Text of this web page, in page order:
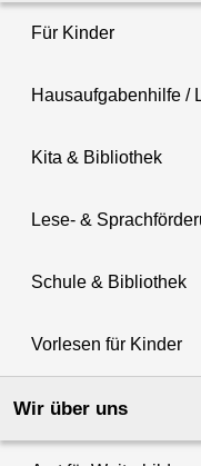
Für Kinder
Hausaufgabenhilfe /
Kita & Bibliothek
Lese- &
Schule & Bibliothek
Vorlesen für Kinder
Wir über uns